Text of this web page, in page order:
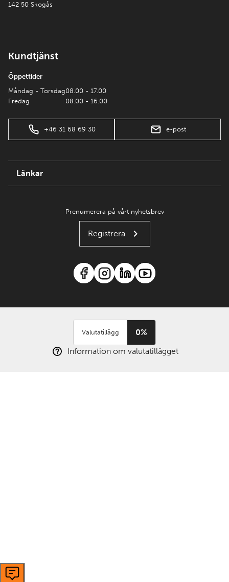
142 50 Skogås
Kundtjänst
Öppettider
Måndag - Torsdag
Fredag
08.00 - 17.00
08.00 - 16.00
+46 31 68 69 30 e-post
Länkar
Prenumerera på vårt nyhetsbrev
Registrera
Valutatillägg
0%
Information om valutatillägget